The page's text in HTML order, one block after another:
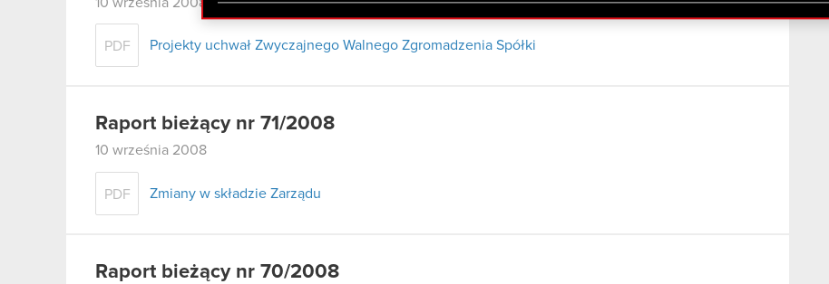
PDF Projekty uchwał Zwyczajnego Walnego Zgromadzenia Spółki
Raport bieżący nr 71/2008
10 września 2008
PDF Zmiany w składzie Zarządu
Raport bieżący nr 70/2008